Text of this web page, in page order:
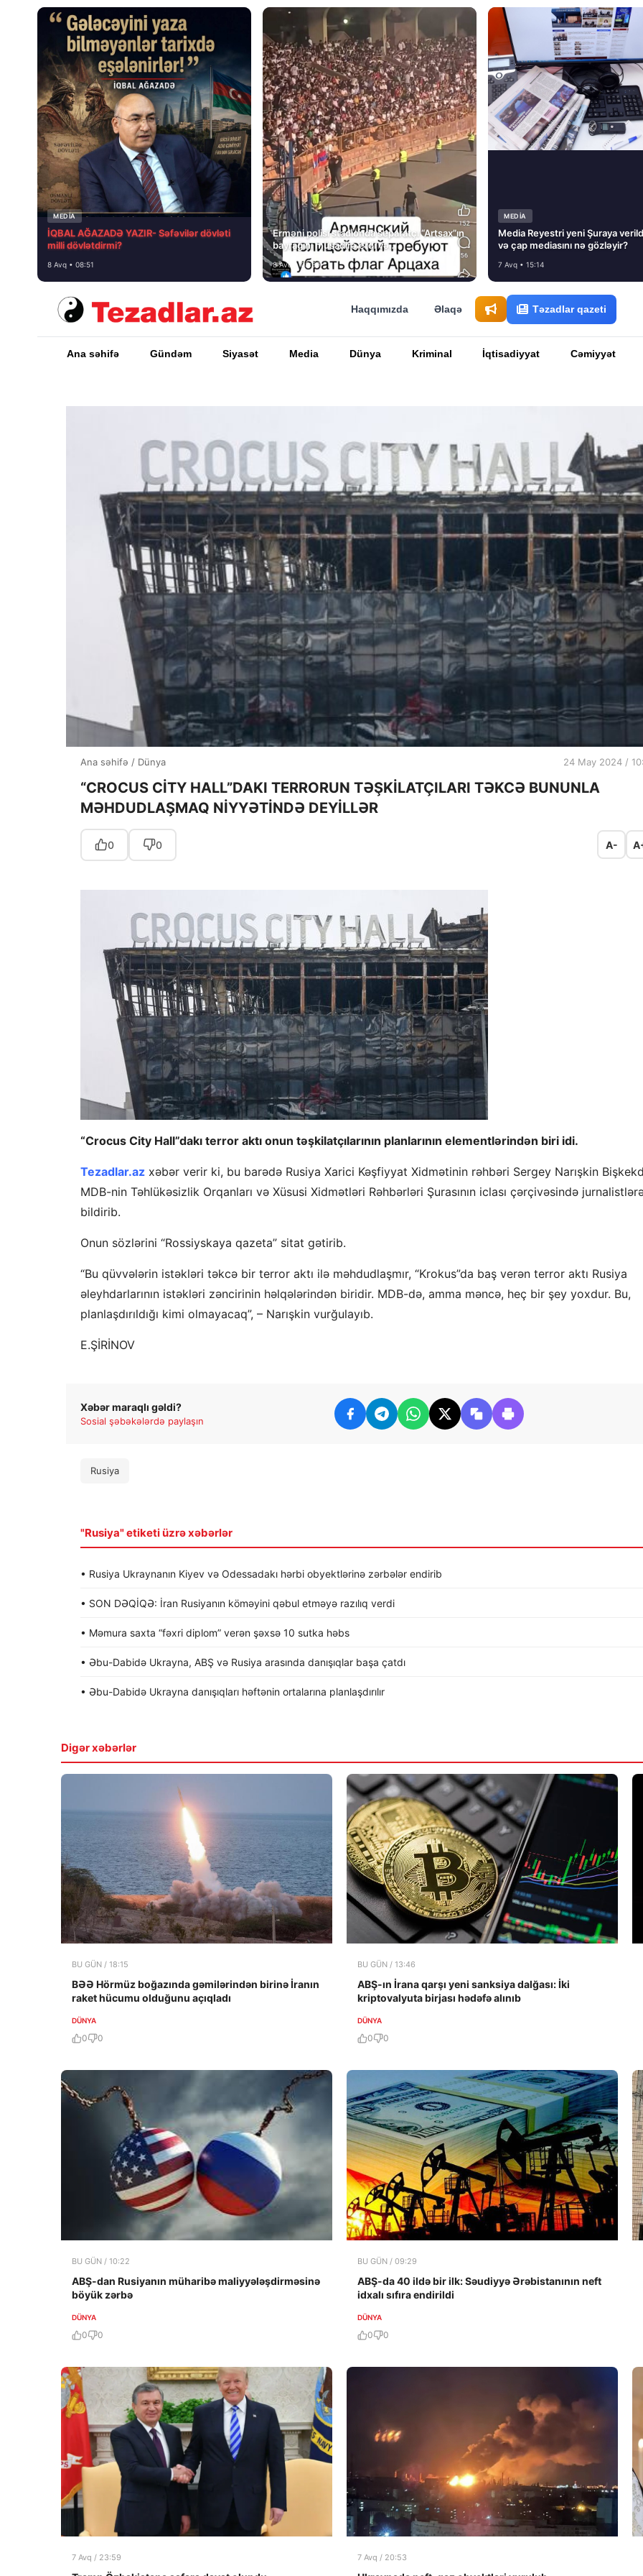
MEDİA
İQBAL AĞAZADƏ YAZIR- Səfəvilər dövləti
milli dövlətdirmi?
8 Avq • 08:51
Erməni polisi stadionda separatçı “Artsax”ın
bayrağını müsadirə etdi və…
8 Avq • 08:39
MEDİA
Media Reyestri yeni Şuraya
və çap mediasını nə gözləyir?
7 Avq • 15:14
Haqqımızda Əlaqə Təzadlar qazeti
Ana səhifə Gündəm Siyasət Media Dünya Kriminal İqtisadiyyat Cəmiyyət
Ana səhifə / Dünya 24 May 2024 /
“CROCUS CİTY HALL”DAKI TERRORUN TƏŞKİLATÇILARI TƏKCƏ BUNUNLA
MƏHDUDLAŞMAQ NİYYƏTİNDƏ DEYİLLƏR
0 0 A-
“Crocus City Hall”dakı terror aktı onun təşkilatçılarının planlarının elementlərindən biri idi.
Tezadlar.az xəbər verir ki, bu barədə Rusiya Xarici Kəşfiyyat Xidmətinin rəhbəri Sergey Narışkin
MDB-nin Təhlükəsizlik Orqanları və Xüsusi Xidmətləri Rəhbərləri Şurasının iclası çərçivəsində
bildirib.
Onun sözlərini “Rossiyskaya qazeta” sitat gətirib.
“Bu qüvvələrin istəkləri təkcə bir terror aktı ilə məhdudlaşmır, “Krokus”da baş verən terror aktı Rusiya
əleyhdarlarının istəkləri zəncirinin həlqələrindən biridir. MDB-də, amma məncə, heç bir şey yoxdur. Bu,
planlaşdırıldığı kimi olmayacaq”, – Narışkin vurğulayıb.
E.ŞİRİNOV
Xəbər maraqlı gəldi?
Sosial şəbəkələrdə paylaşın
Rusiya
"Rusiya" etiketi üzrə xəbərlər
• Rusiya Ukraynanın Kiyev və Odessadakı hərbi obyektlərinə zərbələr endirib
• SON DƏQİQƏ: İran Rusiyanın köməyini qəbul etməyə razılıq verdi
• Məmura saxta “fəxri diplom” verən şəxsə 10 sutka həbs
• Əbu-Dabidə Ukrayna, ABŞ və Rusiya arasında danışıqlar başa çatdı
• Əbu-Dabidə Ukrayna danışıqları həftənin ortalarına planlaşdırılır
Digər xəbərlər
BU GÜN / 18:15
BƏƏ Hörmüz boğazında gəmilərindən birinə İranın
raket hücumu olduğunu açıqladı
DÜNYA
0 0
BU GÜN / 13:46
ABŞ-ın İrana qarşı yeni sanksiya dalğası: İki
kriptovalyuta birjası hədəfə alınıb
DÜNYA
0 0
BU GÜN / 10:22
ABŞ-dan Rusiyanın müharibə maliyyələşdirməsinə
böyük zərbə
DÜNYA
0 0
BU GÜN / 09:29
ABŞ-da 40 ildə bir ilk: Səudiyyə Ərəbistanının neft
idxalı sıfıra endirildi
DÜNYA
0 0
7 Avq / 23:59 7 Avq / 20:53